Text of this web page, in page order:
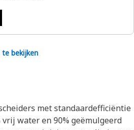
bekijken
met standaardefficiëntie
water en 90% geëmulgeerd